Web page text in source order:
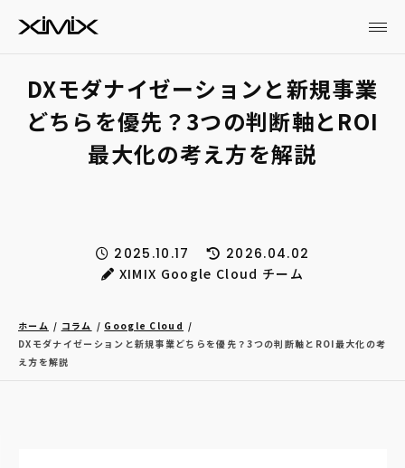
DXモダナイゼーションと新規事業
どちらを優先？3つの判断軸とROI
最大化の考え方を解説
2025.10.17
2026.04.02
XIMIX Google Cloud チーム
ホーム コラム
Google Cloud
DXモダナイゼーションと新規事業どちらを優先？3つの判断軸とROI最大化の考
え方を解説